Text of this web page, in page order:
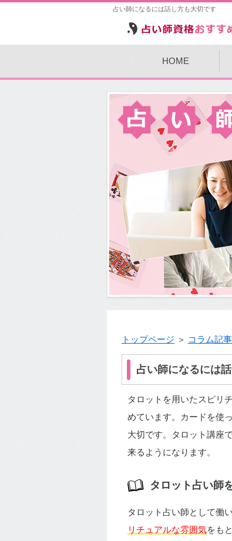
占い師になるには話し方も大切です
HOME
トップページ ＞ コラム記
占い師になるには
タロットを用いたスピリ
めています。カードを使
大切です。タロット講座で
来るようになります。
タロット占い師
タロット占い師として働
リチュアルな雰囲気をも